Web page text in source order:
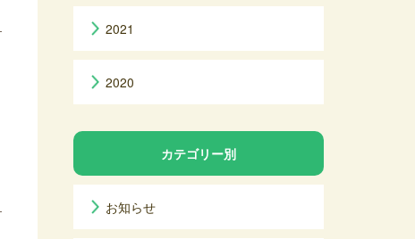
2021
2020
カテゴリー別
お知らせ